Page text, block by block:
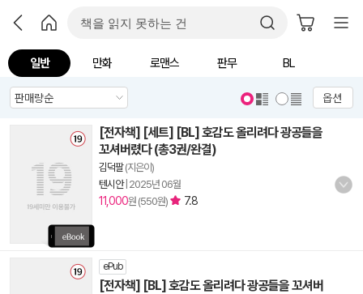
일반 만화 로맨스 판무 BL
옵션
[전자책] [세트] [BL] 호감도 올리려다 광공들을
꼬셔버렸다 (총3권/완결)
김덕팔(지은이)
텐시안| 2025년 06월
11,000원 (550원) 7.8
ePub
[전자책] [BL] 호감도 올리려다 광공들을 꼬셔버